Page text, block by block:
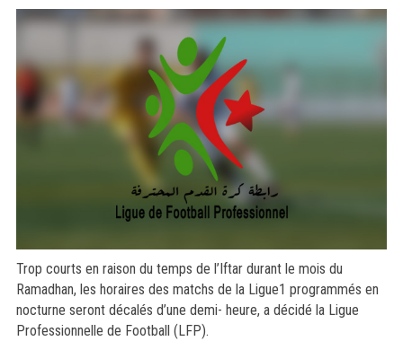
Trop courts en raison du temps de l’Iftar durant le mois du
Ramadhan, les horaires des matchs de la Ligue1 programmés en
nocturne seront décalés d’une demi- heure, a décidé la Ligue
Professionnelle de Football (LFP).